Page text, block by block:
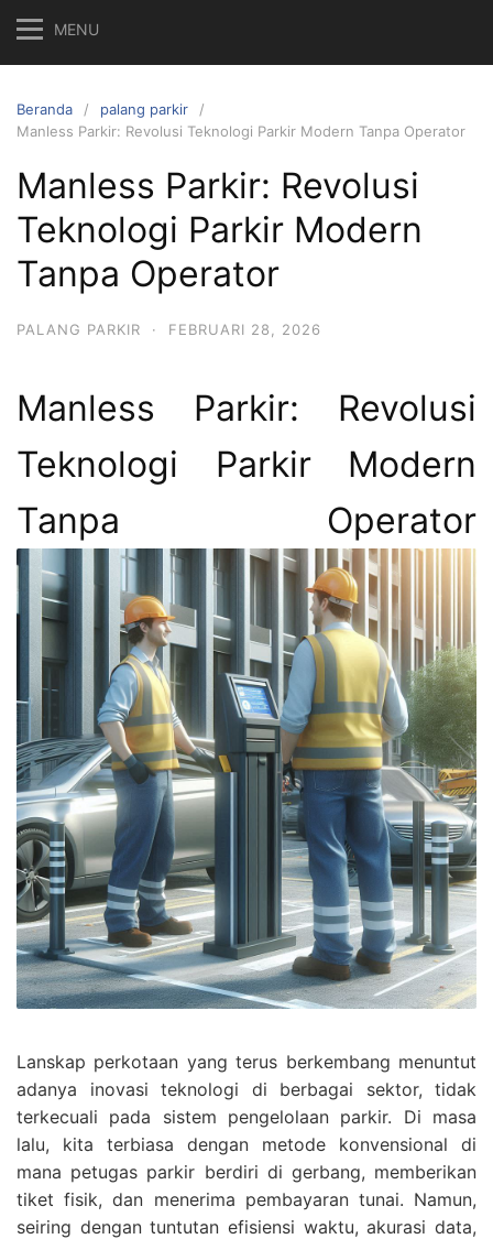
MENU
Beranda
palang parkir
Manless Parkir: Revolusi Teknologi Parkir Modern Tanpa Operator
Manless Parkir: Revolusi
Teknologi Parkir Modern
Tanpa Operator
PALANG PARKIR · FEBRUARI 28, 2026
Manless Parkir: Revolusi
Teknologi Parkir Modern
Tanpa Operator
Lanskap perkotaan yang terus berkembang menuntut
adanya inovasi teknologi di berbagai sektor, tidak
terkecuali pada sistem pengelolaan parkir. Di masa
lalu, kita terbiasa dengan metode konvensional di
mana petugas parkir berdiri di gerbang, memberikan
tiket fisik, dan menerima pembayaran tunai. Namun,
seiring dengan tuntutan efisiensi waktu, akurasi data,